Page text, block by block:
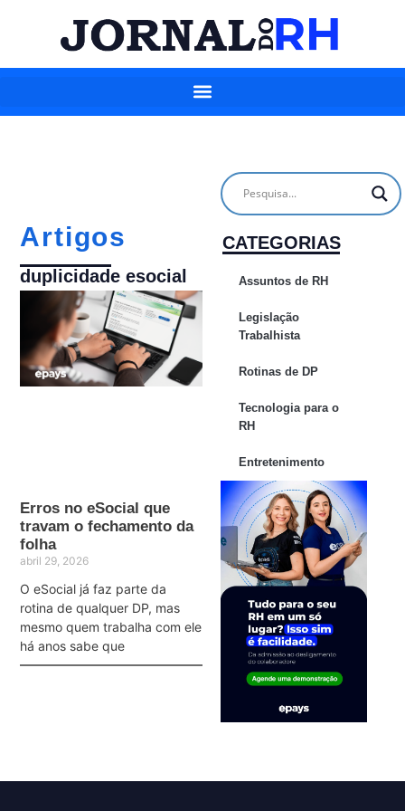
Artigos
duplicidade esocial
Erros no eSocial que
travam o fechamento da
folha
abril 29, 2026
O eSocial já faz parte da
rotina de qualquer DP, mas
mesmo quem trabalha com ele
há anos sabe que
CATEGORIAS
Assuntos de RH
Legislação
Trabalhista
Rotinas de DP
Tecnologia para o
RH
Entretenimento